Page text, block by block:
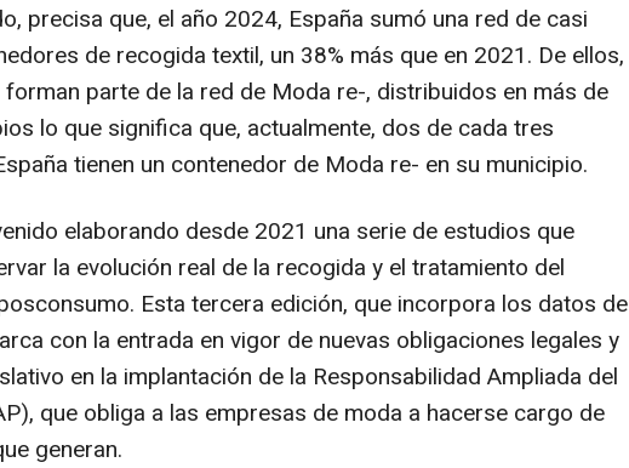
precisa que, el año 2024, España sumó una red de casi
de recogida textil, un 38% más que en 2021. De ellos,
parte de la red de Moda re-, distribuidos en más de
lo que significa que, actualmente, dos de cada tres
tienen un contenedor de Moda re- en su municipio.
elaborando desde 2021 una serie de estudios que
la evolución real de la recogida y el tratamiento del
Esta tercera edición, que incorpora los datos de
con la entrada en vigor de nuevas obligaciones legales y
en la implantación de la Responsabilidad Ampliada del
que obliga a las empresas de moda a hacerse cargo de
generan.